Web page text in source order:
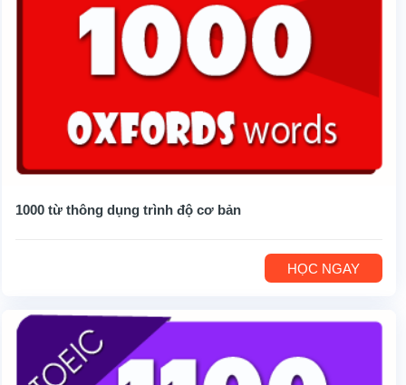
1000 từ thông dụng trình độ cơ bản
HỌC NGAY